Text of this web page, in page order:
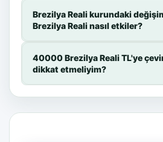
Brezilya Reali kurundaki
Brezilya Reali nasıl etkiler?
40000 Brezilya Reali TL'ye
dikkat etmeliyim?